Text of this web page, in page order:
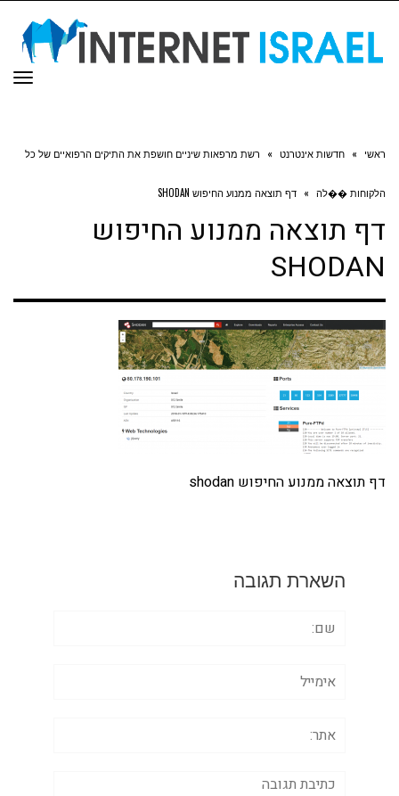
ראשי » חדשות אינטרנט » רשת מרפאות שיניים חושפת את התיקים הרפואיים של כל
הלקוחות ��לה » דף תוצאה ממנוע החיפוש SHODAN
דף תוצאה ממנוע החיפוש
SHODAN
דף תוצאה ממנוע החיפוש shodan
השארת תגובה
תגובה